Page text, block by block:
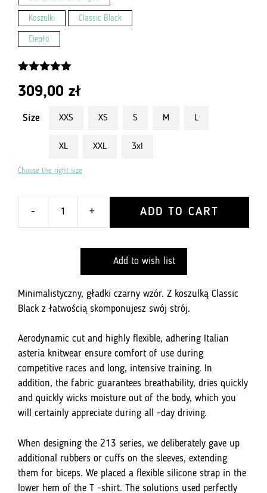
Koszulki Classic Black
Ciepło
309,00 zł
Size XXS XS S M L
XL XXL 3xl
Choose the right size
-
213
Pro
Tour
–
Classic
+ ADD TO CART
Add to wish list
Minimalistyczny, gładki czarny wzór. Z koszulką Classic
Black z łatwością skomponujesz swój strój.
Aerodynamic cut and highly flexible, adhering Italian
asteria knitwear ensure comfort of use during
competitive races and long, intensive training. In
addition, the fabric guarantees breathability, dries quickly
and quickly wicks moisture out of the body, which you
will certainly appreciate during all -day driving.
When designing the 213 series, we deliberately gave up
additional rubbers or cuffs on the sleeves, extending
them for biceps. We placed a flexible silicone strap in the
lower hem of the T -shirt. The solutions used perfectly